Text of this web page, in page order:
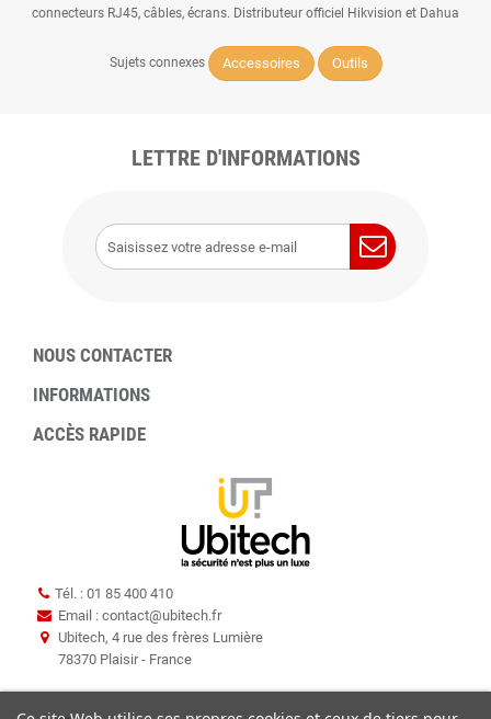
connecteurs RJ45, câbles, écrans. Distributeur officiel Hikvision et Dahua
Sujets connexes Accessoires Outils
LETTRE D'INFORMATIONS
NOUS CONTACTER
INFORMATIONS
ACCÈS RAPIDE
Tél. : 01 85 400 410
Email : contact@ubitech.fr
Ubitech, 4 rue des frères Lumière
78370 Plaisir - France